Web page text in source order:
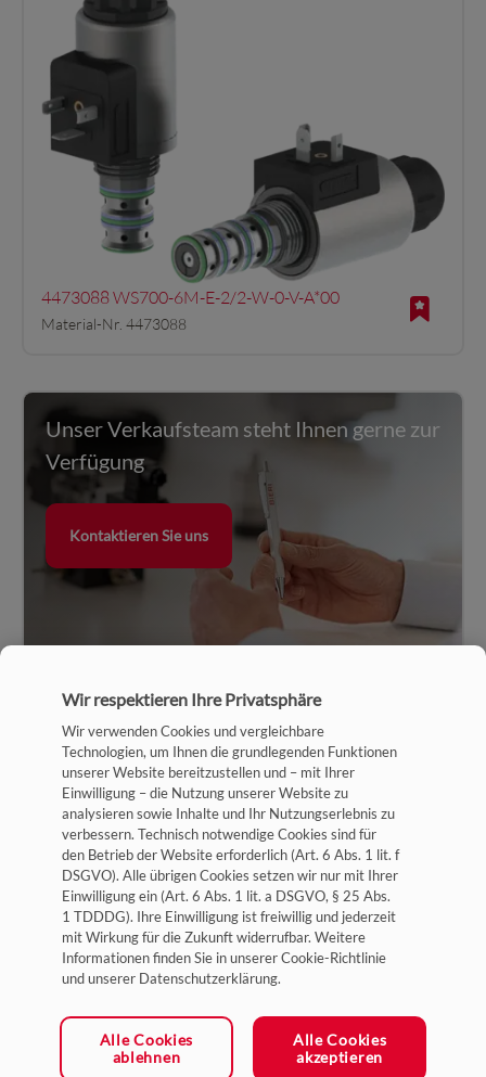
4473088 WS700-6M-E-2/2-W-0-V-A*00
Material-Nr. 4473088
Unser Verkaufsteam steht Ihnen gerne zur
Verfügung
Kontaktieren Sie uns
Impressum
Datenschutz
Allgemeine Geschäftsbedingungen
Cookie-Einstellungen
Ein Unternehmen der HYDAC Gruppe
Wir respektieren Ihre Privatsphäre
Wir verwenden Cookies und vergleichbare
Technologien, um Ihnen die grundlegenden Funktionen
unserer Website bereitzustellen und – mit Ihrer
Einwilligung – die Nutzung unserer Website zu
analysieren sowie Inhalte und Ihr Nutzungserlebnis zu
verbessern. Technisch notwendige Cookies sind für
den Betrieb der Website erforderlich (Art. 6 Abs. 1 lit. f
DSGVO). Alle übrigen Cookies setzen wir nur mit Ihrer
Einwilligung ein (Art. 6 Abs. 1 lit. a DSGVO, § 25 Abs.
1 TDDDG). Ihre Einwilligung ist freiwillig und jederzeit
mit Wirkung für die Zukunft widerrufbar. Weitere
Informationen finden Sie in unserer Cookie-Richtlinie
und unserer Datenschutzerklärung.
Alle Cookies
akzeptieren
Alle Cookies
ablehnen